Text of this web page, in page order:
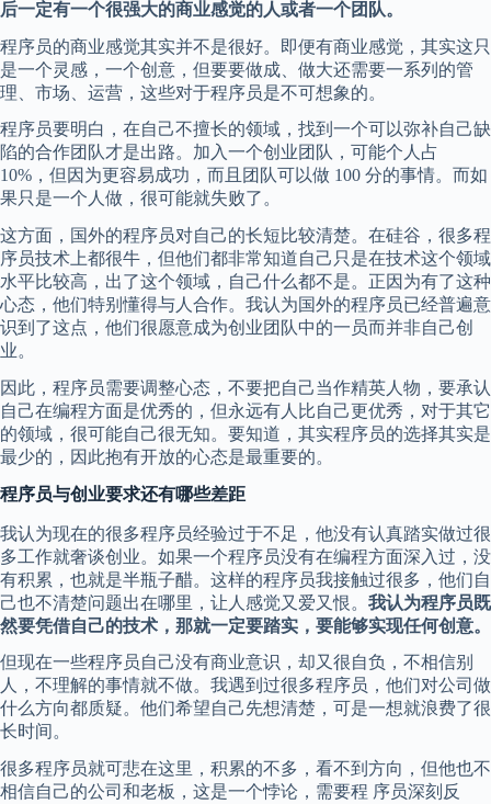
后一定有一个很强大的商业感觉的人或者一个团队。
程序员的商业感觉其实并不是很好。即便有商业感觉，其实这只
是一个灵感，一个创意，但要要做成、做大还需要一系列的管
理、市场、运营，这些对于程序员是不可想象的。
程序员要明白，在自己不擅长的领域，找到一个可以弥补自己缺
陷的合作团队才是出路。加入一个创业团队，可能个人占
10%，但因为更容易成功，而且团队可以做 100 分的事情。而如
果只是一个人做，很可能就失败了。
这方面，国外的程序员对自己的长短比较清楚。在硅谷，很多程
序员技术上都很牛，但他们都非常知道自己只是在技术这个领域
水平比较高，出了这个领域，自己什么都不是。正因为有了这种
心态，他们特别懂得与人合作。我认为国外的程序员已经普遍意
识到了这点，他们很愿意成为创业团队中的一员而并非自己创
业。
因此，程序员需要调整心态，不要把自己当作精英人物，要承认
自己在编程方面是优秀的，但永远有人比自己更优秀，对于其它
的领域，很可能自己很无知。要知道，其实程序员的选择其实是
最少的，因此抱有开放的心态是最重要的。
程序员与创业要求还有哪些差距
我认为现在的很多程序员经验过于不足，他没有认真踏实做过很
多工作就奢谈创业。如果一个程序员没有在编程方面深入过，没
有积累，也就是半瓶子醋。这样的程序员我接触过很多，他们自
己也不清楚问题出在哪里，让人感觉又爱又恨。 我认为程序员既
然要凭借自己的技术，那就一定要踏实，要能够实现任何创意。
但现在一些程序员自己没有商业意识，却又很自负，不相信别
人，不理解的事情就不做。我遇到过很多程序员，他们对公司做
什么方向都质疑。他们希望自己先想清楚，可是一想就浪费了很
长时间。
很多程序员就可悲在这里，积累的不多，看不到方向，但他也不
相信自己的公司和老板，这是一个悖论，需要程 序员深刻反